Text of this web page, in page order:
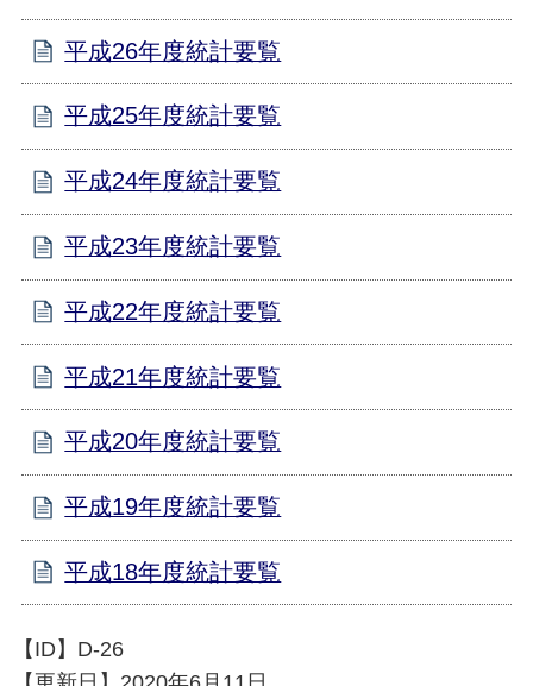
平成26年度統計要覧
平成25年度統計要覧
平成24年度統計要覧
平成23年度統計要覧
平成22年度統計要覧
平成21年度統計要覧
平成20年度統計要覧
平成19年度統計要覧
平成18年度統計要覧
【ID】 D-26